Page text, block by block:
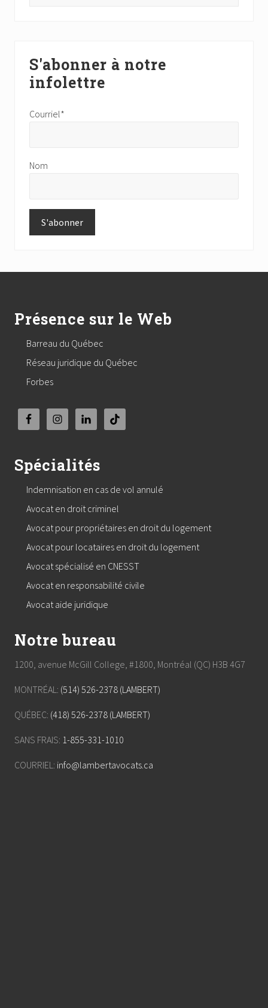
S'abonner à notre
infolettre
Courriel*
Nom
Présence sur le Web
Barreau du Québec
Réseau juridique du Québec
Forbes
Spécialités
Indemnisation en cas de vol annulé
Avocat en droit criminel
Avocat pour propriétaires en droit du logement
Avocat pour locataires en droit du logement
Avocat spécialisé en CNESST
Avocat en responsabilité civile
Avocat aide juridique
Notre bureau
1200, avenue McGill College, #1800, Montréal (QC) H3B 4G7
MONTRÉAL: (514) 526-2378 (LAMBERT)
QUÉBEC: (418) 526-2378 (LAMBERT)
SANS FRAIS: 1-855-331-1010
COURRIEL: info@lambertavocats.ca